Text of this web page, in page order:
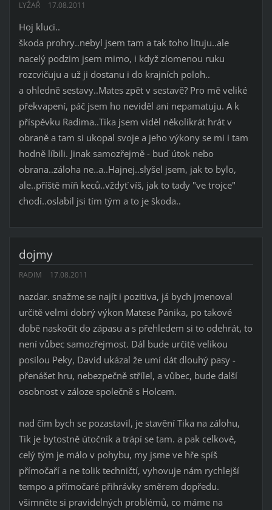
LYŽAŘ 17.08.2011
Hoj kluci..
škoda prohry..nebyl jsem tam a tak toho lituju..ale
nacelý podzim jsem mimo, i když zlomenou ruku
rozcvičuju a už ji dostanu i do krajních poloh..
a ohledně sestavy..Mates zpět v sestavě? Pro mě veliké
překvapení, páč jsem ho neviděl ani nepamatuju. A k
příspěvku Radima..Tika jsem viděl několikrát hrát v
obraně a tam si ukopal svoje a jeho výkony se mi i tam
hodně líbili. Jinak samozřejmě - buď útok nebo
obrana..záloha ne..a..Hajnej..slyšel jsem, jak to bylo,
ale..příště míň keců..vždyť víš, jak to tady "ve trojce"
chodí..oslabil jsi tím tým a to je škoda..
dojmy
RADIM 17.08.2011
nazdar. snažme se najít i pozitiva, já bych jmenoval
určitě velmi dobrý výkon Matese Pánika, po takové
době naskočit do zápasu a s přehledem si to odehrát, to
není vůbec samozřejmost. Dál bude určitě velikou
posilou Peky, David ukázal že umí dát dlouhý pasy -
přenášet hru, nebezpečně střílel, a vůbec, bude další
osobnost v záloze společně s Holcem.
nad čím bych se pozastavil, je stavění Tika na zálohu,
Tik je bytostně útočník a trápí se tam. a pak celkově,
celý tým je málo v pohybu, my jsme ve hře spíš
přímočaří a ne tolik techničtí, vyhovuje nám rychlejší
tempo a přímočaré přihrávky směrem dopředu.
všimněte si pravidelných problémů, co máme na